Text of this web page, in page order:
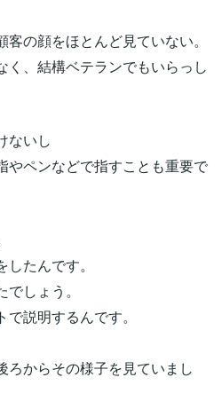
の顔をほとんど見ていない。
く、結構ベテランでもいらっし
ないし
やペンなどで指すことも重要で
たんです。
しょう。
説明するんです。
ろからその様子を見ていまし